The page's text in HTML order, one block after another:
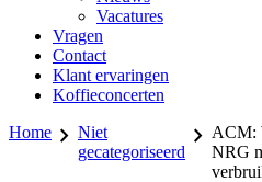
Vacatures
Vragen
Contact
Klant ervaringen
Koffieconcerten
Home
Niet
gecategoriseerd
ACM: Warmteleverancier NEXT
NRG